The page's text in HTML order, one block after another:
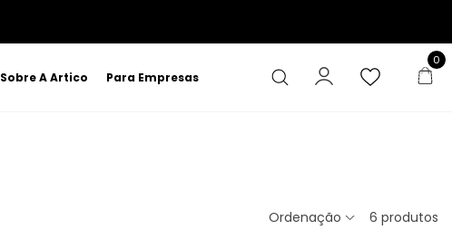
Sobre A Artico Para Empresas
0
Ordenação 6 produtos